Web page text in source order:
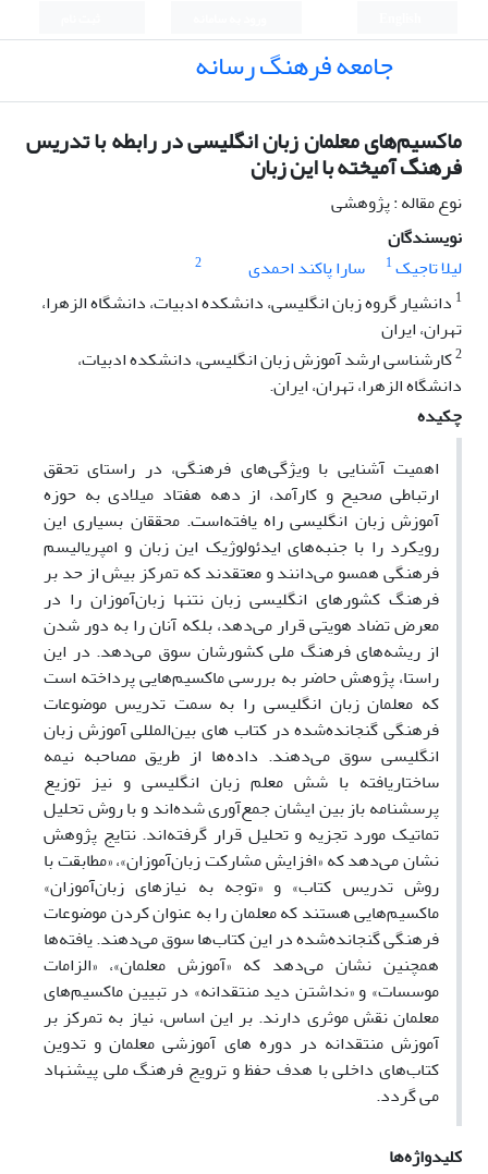
جامعه فرهنگ رسانه
ماکسیم‌های معلمان زبان انگلیسی در رابطه با تدریس
فرهنگ آمیخته با این زبان
نوع مقاله : پژوهشی
نویسندگان
لیلا تاجیک1 سارا پاکند احمدی
2
1 دانشیار گروه زبان انگلیسی، دانشکده ادبیات، دانشگاه الزهرا،
تهران، ایران
2کارشناسی ارشد آموزش زبان انگلیسی، دانشکده ادبیات،
دانشگاه الزهرا، تهران، ایران.
چکیده
اهمیت آشنایی با ویژگی‌های فرهنگی، در راستای تحقق
ارتباطی صحیح و کارآمد، از دهه هفتاد میلادی به حوزه
آموزش زبان انگلیسی راه یافته‌است. محققان بسیاری این
رویکرد را با جنبه‌های ایدئولوژیک این زبان و امپریالیسم
فرهنگی همسو می‌دانند و معتقدند که تمرکز بیش از حد بر
فرهنگ کشورهای انگلیسی زبان نتنها زبان‌آموزان را در
معرض تضاد هویتی قرار می‌دهد، بلکه آنان را به دور شدن
از ریشه‌های فرهنگ ملی‌ کشورشان سوق می‌دهد. در این
راستا، پژوهش حاضر به بررسی ماکسیم‌هایی پرداخته ‌است
که معلمان زبان انگلیسی را به سمت تدریس موضوعات
فرهنگی گنجانده‌شده در کتاب های بین‌المللی آموزش زبان
انگلیسی سوق می‌دهند. داده‌ها از طریق مصاحبه نیمه
ساختاریافته با شش معلم زبان انگلیسی و نیز توزیع
پرسشنامه باز بین ایشان جمع‌آوری شده‌اند و با روش تحلیل
تماتیک مورد تجزیه و تحلیل قرار گرفته‌اند. نتایج پژوهش
نشان می‌دهد که «افزایش مشارکت زبان‌آموزان»، «مطابقت با
روش تدریس کتاب» و «توجه به نیاز‌های زبان‌آموزان»
ماکسیم‌هایی هستند که معلمان را به عنوان کردن موضوعات
فرهنگی گنجانده‌شده در این کتاب‌ها سوق می‌دهند. یافته‌ها
همچنین نشان می‌دهد که «آموزش معلمان»، «الزامات
موسسات» و «نداشتن دید منتقدانه» در تبیین ماکسیم‌های
معلمان نقش موثری دارند. بر این اساس، نیاز به تمرکز بر
آموزش منتقدانه در دوره های آموزشی معلمان و تدوین
کتاب‌های داخلی با هدف حفظ و ترویج فرهنگ ملی پیشنهاد
می گردد.
کلیدواژه‌ها